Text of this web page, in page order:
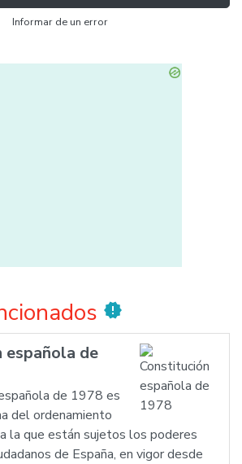
Informar de un error
new_releases
española de
de 1978 es
del ordenamiento
la que están sujetos los poderes
de España, en vigor desde